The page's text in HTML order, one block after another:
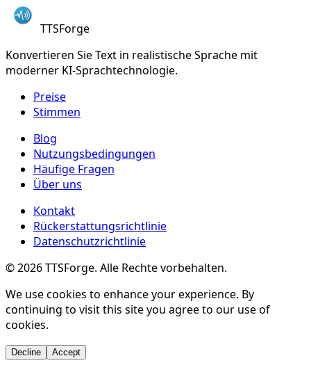
TTSForge
Konvertieren Sie Text in realistische Sprache mit
moderner KI-Sprachtechnologie.
Preise
Stimmen
Blog
Nutzungsbedingungen
Häufige Fragen
Über uns
Kontakt
Rückerstattungsrichtlinie
Datenschutzrichtlinie
©2026TTSForge. Alle Rechte vorbehalten.
We use cookies to enhance your experience. By
continuing to visit this site you agree to our use of
cookies.
Decline Accept